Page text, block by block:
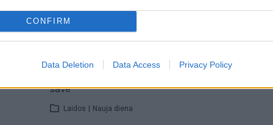
CONFIRM
Data Deletion Data Access Privacy Policy
Lietuvos pasiruošimą pavojams neigiamai
vertinantis šaulys: nustokime apgaudinėti
save
Laidos | Nauja diena